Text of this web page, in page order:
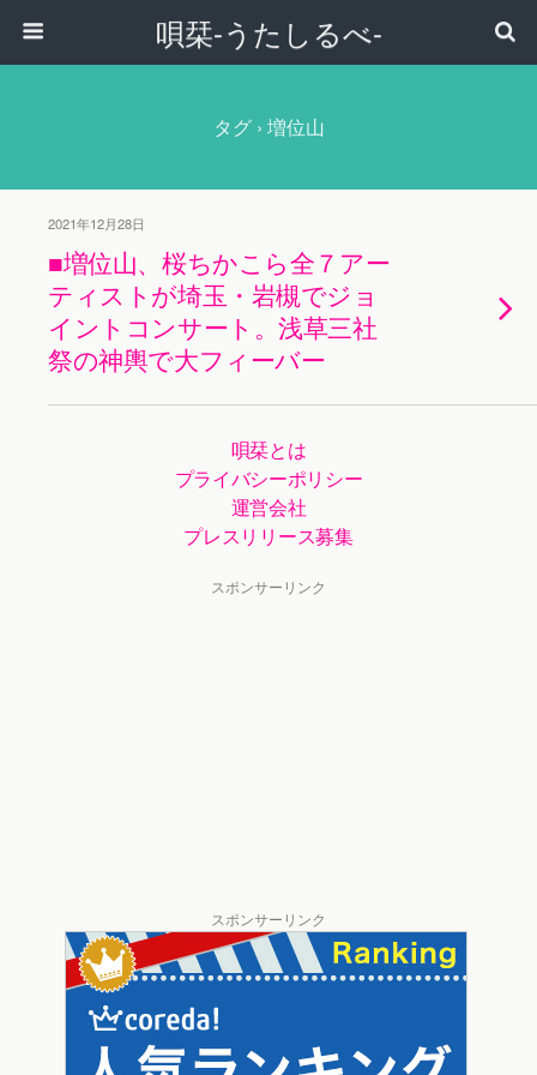
唄栞-うたしるべ-
タグ › 増位山
2021年12月28日
■増位山、桜ちかこら全７アー
ティストが埼玉・岩槻でジョ
イントコンサート。浅草三社
祭の神輿で大フィーバー
唄栞とは
プライバシーポリシー
運営会社
プレスリリース募集
スポンサーリンク
スポンサーリンク